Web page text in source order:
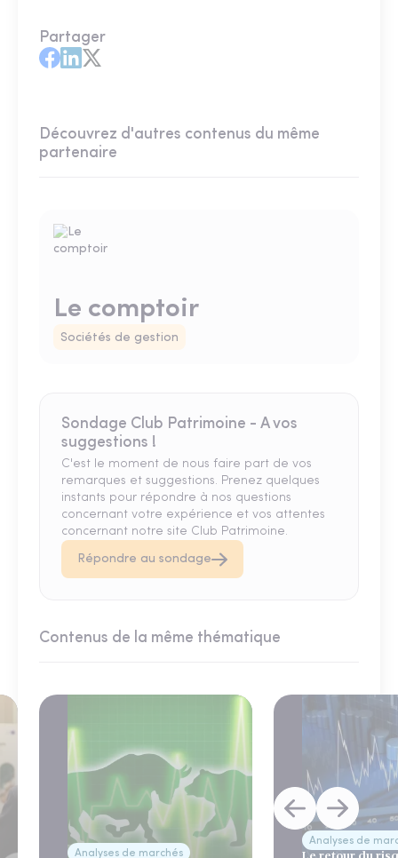
Partager
Découvrez d'autres contenus du même
partenaire
Le comptoir
Sociétés de gestion
Sondage Club Patrimoine - A vos
suggestions !
C'est le moment de nous faire part de vos
remarques et suggestions. Prenez quelques
instants pour répondre à nos questions
concernant votre expérience et vos attentes
concernant notre site Club Patrimoine.
Répondre au sondage
Contenus de la même thématique
Analyses de marchés
Analyses de